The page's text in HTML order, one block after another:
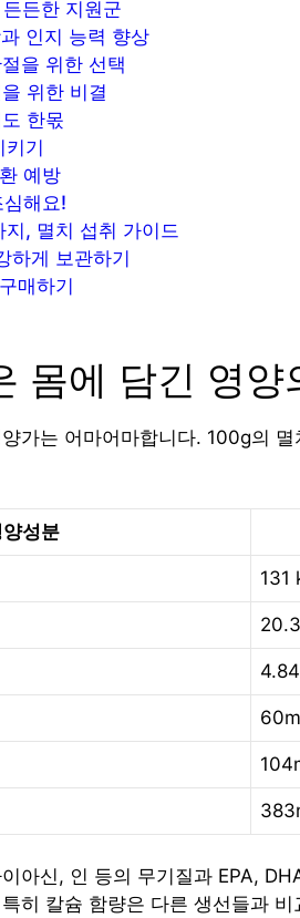
든한 지원군
인지 능력 향상
을 위한 선택
위한 비결
한몫
키기
예방
해요!
, 멸치 섭취 가이드
하게 보관하기
매하기
몸에 담긴 영양
가는 어마어마합니다. 100g의
양성분
131
아신, 인 등의 무기질과 EPA,
히 칼슘 함량은 다른 생선들과